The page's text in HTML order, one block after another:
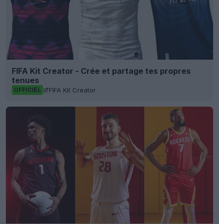
FIFA Kit Creator - Crée et partage tes propres
tenues
OFFICIEL FIFA Kit Creator